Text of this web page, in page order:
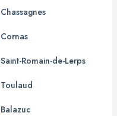
Chassagnes
Cornas
Saint-Romain-de-Lerps
Toulaud
Balazuc